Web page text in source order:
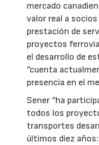
mercado
valor real a
prestación de
proyectos
el desarrollo de
“cuenta
presencia en el
Sener “ha
todos los
transportes
últimos diez